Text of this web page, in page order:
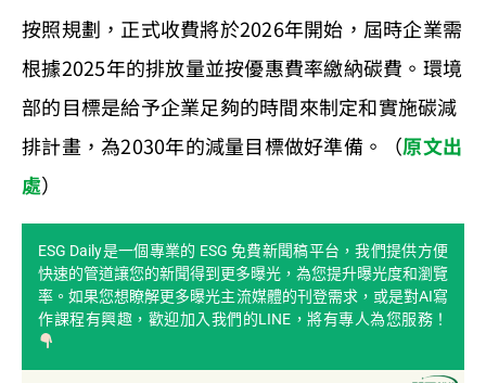
按照規劃，正式收費將於2026年開始，屆時企業需
根據2025年的排放量並按優惠費率繳納碳費。環境
部的目標是給予企業足夠的時間來制定和實施碳減
排計畫，為2030年的減量目標做好準備。（原文出
處）
ESG Daily是一個專業的 ESG 免費新聞稿平台，我們提供方便
快速的管道讓您的新聞得到更多曝光，為您提升曝光度和瀏覽
率。如果您想瞭解更多曝光主流媒體的刊登需求，或是對AI寫
作課程有興趣，歡迎加入我們的LINE，將有專人為您服務！